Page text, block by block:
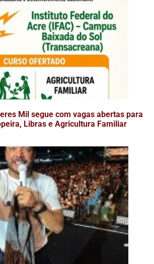
Mil segue com vagas abertas para
Libras e Agricultura Familiar